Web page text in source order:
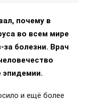
почему в
во всем мире
за болезни. Врач
эпидемии.
и ещё более